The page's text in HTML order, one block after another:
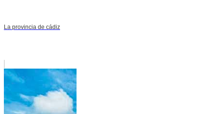
La provincia de cádiz